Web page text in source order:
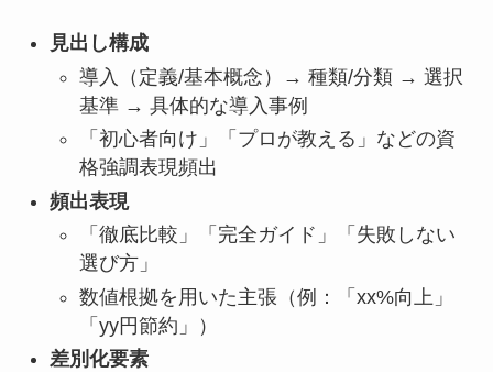
見出し構成
導入（定義/基本概念）→ 種類/分類 → 選択
基準 → 具体的な導入事例
「初心者向け」「プロが教える」などの資
格強調表現頻出
頻出表現
「徹底比較」「完全ガイド」「失敗しない
選び方」
数値根拠を用いた主張（例：「xx%向上」
「yy円節約」）
差別化要素